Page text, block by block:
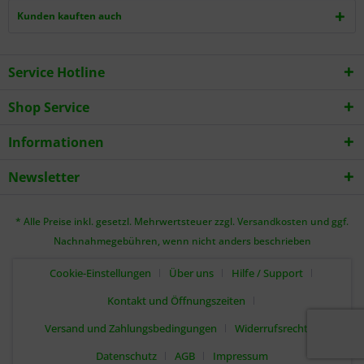
Kunden kauften auch
Service Hotline
Shop Service
Informationen
Newsletter
* Alle Preise inkl. gesetzl. Mehrwertsteuer zzgl. Versandkosten und ggf.
Nachnahmegebühren, wenn nicht anders beschrieben
Cookie-Einstellungen Über uns
Hilfe / Support
Kontakt und Öffnungszeiten
Versand und Zahlungsbedingungen
Widerrufsrecht
Datenschutz
AGB Impressum